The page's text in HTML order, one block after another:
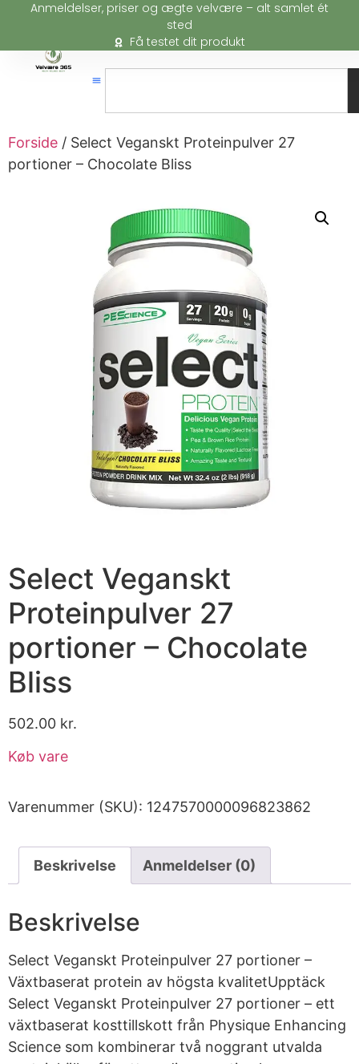
Anmeldelser, priser og ægte velvære – alt samlet ét
sted
Få testet dit produkt
Forside / Select Veganskt Proteinpulver 27
portioner – Chocolate Bliss
Select Veganskt
Proteinpulver 27
portioner – Chocolate
Bliss
502.00 kr.
Køb vare
Varenummer (SKU): 1247570000096823862
Beskrivelse Anmeldelser (0)
Beskrivelse
Select Veganskt Proteinpulver 27 portioner –
Växtbaserat protein av högsta kvalitetUpptäck
Select Veganskt Proteinpulver 27 portioner – ett
växtbaserat kosttillskott från Physique Enhancing
Science som kombinerar två noggrant utvalda